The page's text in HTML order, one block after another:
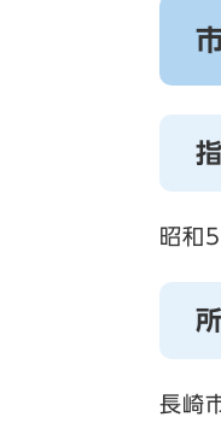
昭和
長崎